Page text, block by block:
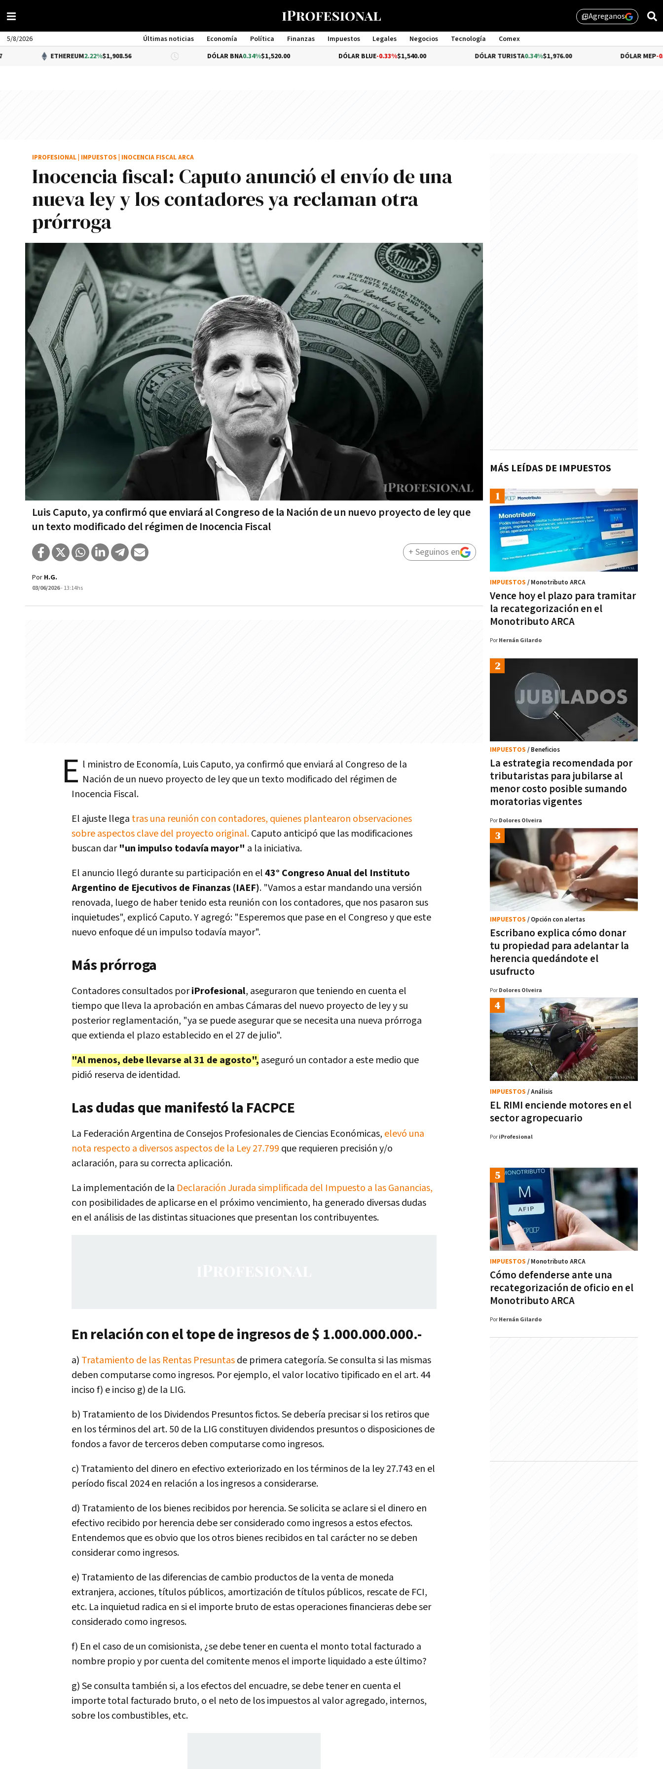
library_addAgreganos
5/8/2026 Últimas noticias Economía Política Finanzas Impuestos Legales Negocios Tecnología
Comex
Management
ETHEREUM 2.22%$1,908.56 DÓLAR BNA0.34%$1,520.00 DÓLAR BLUE-0.33%$1,540.00 DÓLAR TURISTA0.34%$1,976.00 DÓLAR MEP-0.54%
Inocencia fiscal: Caputo anunció el envío de una
nueva ley y los contadores ya reclaman otra
prórroga
Luis Caputo, ya confirmó que enviará al Congreso de la Nación de un nuevo proyecto de ley que
un texto modificado del régimen de Inocencia Fiscal
IPROFESIONAL IMPUESTOS INOCENCIA FISCAL ARCA
Por H.G.
03/06/2026- 13:14hs
+ Seguinos en
E l ministro de Economía, Luis Caputo, ya confirmó que enviará al Congreso de la
Nación de un nuevo proyecto de ley que un texto modificado del régimen de
Inocencia Fiscal.
El ajuste llega tras una reunión con contadores, quienes plantearon observaciones
sobre aspectos clave del proyecto original.Caputo anticipó que las modificaciones
buscan dar"un impulso todavía mayor" a la iniciativa.
El anuncio llegó durante su participación en el43° Congreso Anual del Instituto
Argentino de Ejecutivos de Finanzas (IAEF). "Vamos a estar mandando una versión
renovada, luego de haber tenido esta reunión con los contadores, que nos pasaron sus
inquietudes", explicó Caputo. Y agregó: "Esperemos que pase en el Congreso y que este
nuevo enfoque dé un impulso todavía mayor".
Más prórroga
Contadores consultados poriProfesional, aseguraron que teniendo en cuenta el
tiempo que lleva la aprobación en ambas Cámaras del nuevo proyecto de ley y su
posterior reglamentación, "ya se puede asegurar que se necesita una nueva prórroga
que extienda el plazo establecido en el 27 de julio".
"Al menos, debe llevarse al 31 de agosto", aseguró un contador a este medio que
pidió reserva de identidad.
Las dudas que manifestó la FACPCE
La Federación Argentina de Consejos Profesionales de Ciencias Económicas, elevó una
nota respecto a diversos aspectos de la Ley 27.799 que requieren precisión y/o
aclaración, para su correcta aplicación.
La implementación de la Declaración Jurada simplificada del Impuesto a las Ganancias,
con posibilidades de aplicarse en el próximo vencimiento, ha generado diversas dudas
en el análisis de las distintas situaciones que presentan los contribuyentes.
En relación con el tope de ingresos de $ 1.000.000.000.-
a) Tratamiento de las Rentas Presuntasde primera categoría. Se consulta si las mismas
deben computarse como ingresos. Por ejemplo, el valor locativo tipificado en el art. 44
inciso f) e inciso g) de la LIG.
b) Tratamiento de los Dividendos Presuntos fictos. Se debería precisar si los retiros que
en los términos del art. 50 de la LIG constituyen dividendos presuntos o disposiciones de
fondos a favor de terceros deben computarse como ingresos.
c) Tratamiento del dinero en efectivo exteriorizado en los términos de la ley 27.743 en el
período fiscal 2024 en relación a los ingresos a considerarse.
d) Tratamiento de los bienes recibidos por herencia. Se solicita se aclare si el dinero en
efectivo recibido por herencia debe ser considerado como ingresos a estos efectos.
Entendemos que es obvio que los otros bienes recibidos en tal carácter no se deben
considerar como ingresos.
e) Tratamiento de las diferencias de cambio productos de la venta de moneda
extranjera, acciones, títulos públicos, amortización de títulos públicos, rescate de FCI,
etc. La inquietud radica en si el importe bruto de estas operaciones financieras debe ser
considerado como ingresos.
f) En el caso de un comisionista, ¿se debe tener en cuenta el monto total facturado a
nombre propio y por cuenta del comitente menos el importe liquidado a este último?
g) Se consulta también si, a los efectos del encuadre, se debe tener en cuenta el
importe total facturado bruto, o el neto de los impuestos al valor agregado, internos,
sobre los combustibles, etc.
MÁS LEÍDAS DE IMPUESTOS
Vence hoy el plazo para tramitar
la recategorización en el
Monotributo ARCA
IMPUESTOS / Monotributo ARCA
Por Hernán Gilardo
La estrategia recomendada por
tributaristas para jubilarse al
menor costo posible sumando
moratorias vigentes
IMPUESTOS / Beneficios
Por Dolores Olveira
Escribano explica cómo donar
tu propiedad para adelantar la
herencia quedándote el
usufructo
IMPUESTOS / Opción con alertas
Por Dolores Olveira
EL RIMI enciende motores en el
sector agropecuario
IMPUESTOS / Análisis
Por iProfesional
Cómo defenderse ante una
recategorización de oficio en el
Monotributo ARCA
IMPUESTOS / Monotributo ARCA
Por Hernán Gilardo